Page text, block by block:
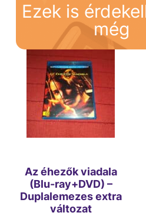
Ezek is
még
Az éhezők viadala
(Blu-ray+DVD) –
Duplalemezes extra
változat